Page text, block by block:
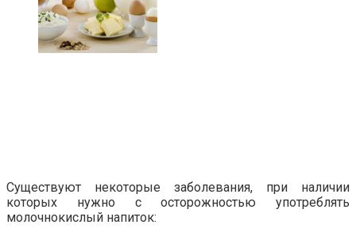
Существуют некоторые заболевания, при наличии
которых нужно с осторожностью употреблять
молочнокислый напиток: